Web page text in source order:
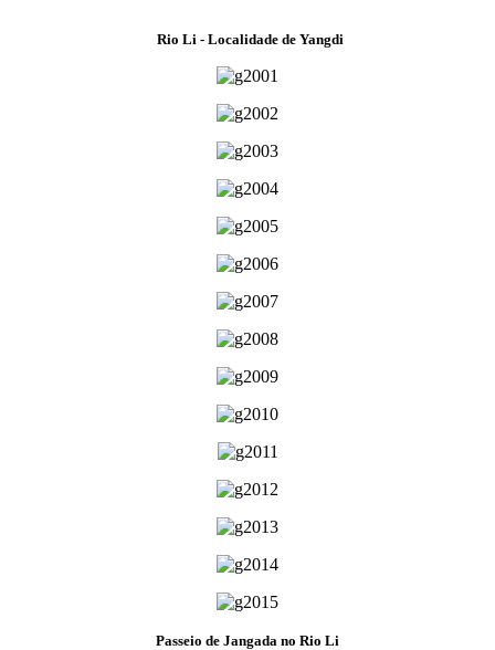
Rio Li - Localidade de Yangdi
Passeio de Jangada no Rio Li